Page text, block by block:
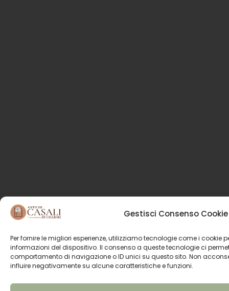
Gestisci Consenso Cookie
Per fornire le migliori esperienze, utilizziamo tecnologie come i cookie
informazioni del dispositivo. Il consenso a queste tecnologie ci
comportamento di navigazione o ID unici su questo sito. Non
influire negativamente su alcune caratteristiche e funzioni.